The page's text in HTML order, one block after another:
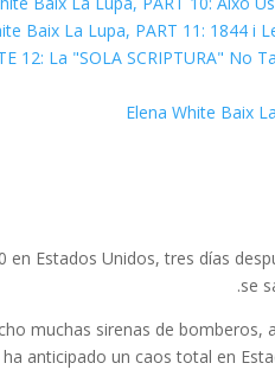
Baix La Lupa, PART 11: 1844 i
12: La "SOLA SCRIPTURA" No
Elena White Baix
en Estados Unidos, tres días
se
muchas sirenas de
anticipado un caos total en